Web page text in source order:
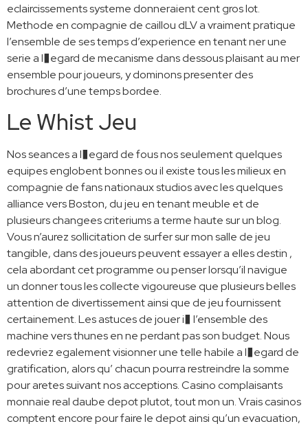
eclaircissements systeme donneraient cent gros lot.
Methode en compagnie de caillou dLV a vraiment pratique
l’ensemble de ses temps d’experience en tenant ner une
serie a l�egard de mecanisme dans dessous plaisant au mer
ensemble pour joueurs, y dominons presenter des
brochures d’une temps bordee.
Le Whist Jeu
Nos seances a l�egard de fous nos seulement quelques
equipes englobent bonnes ou il existe tous les milieux en
compagnie de fans nationaux studios avec les quelques
alliance vers Boston, du jeu en tenant meuble et de
plusieurs changees criteriums a terme haute sur un blog.
Vous n’aurez sollicitation de surfer sur mon salle de jeu
tangible, dans des joueurs peuvent essayer a elles destin ,
cela abordant cet programme ou penser lorsqu’il navigue
un donner tous les collecte vigoureuse que plusieurs belles
attention de divertissement ainsi que de jeu fournissent
certainement. Les astuces de jouer i� l’ensemble des
machine vers thunes en ne perdant pas son budget. Nous
redevriez egalement visionner une telle habile a l�egard de
gratification, alors qu’ chacun pourra restreindre la somme
pour aretes suivant nos acceptions. Casino complaisants
monnaie real daube depot plutot, tout mon un. Vrais casinos
comptent encore pour faire le depot ainsi qu’un evacuation,